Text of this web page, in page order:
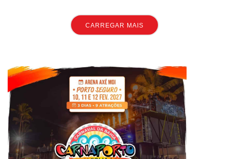
CARREGAR MAIS